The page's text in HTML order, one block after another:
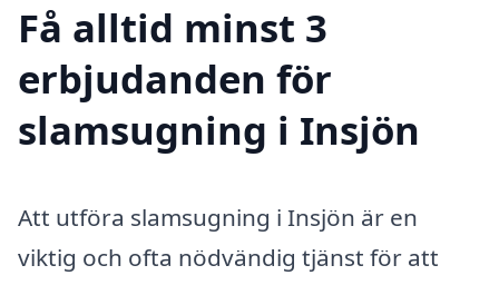
Få alltid minst 3
erbjudanden för
slamsugning i Insjön
Att utföra slamsugning i Insjön är en
viktig och ofta nödvändig tjänst för att